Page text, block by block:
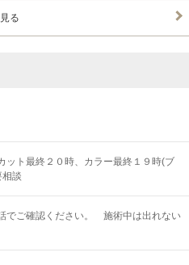
る
ット最終２０時、カラー最終１９時(ブ
談
でご確認ください。 施術中は出れない